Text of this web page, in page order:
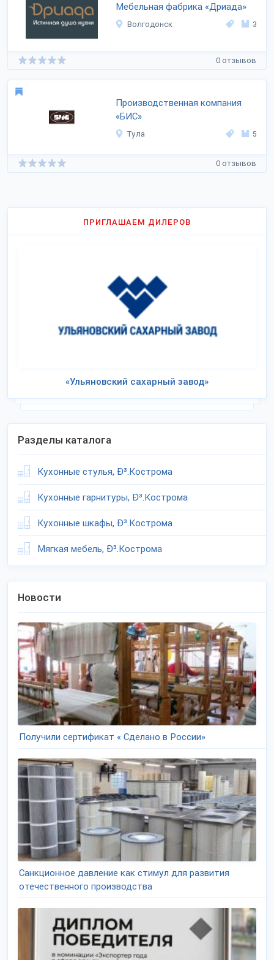
Мебельная фабрика «Дриада»
Волгодонск 3
0 отзывов
Производственная компания
«БИС»
Тула 5
0 отзывов
ПРИГЛАШАЕМ ДИЛЕРОВ
«Ульяновский сахарный завод»
Разделы каталога
Кухонные стулья, Ð³.Кострома
Кухонные гарнитуры, Ð³.Кострома
Кухонные шкафы, Ð³.Кострома
Мягкая мебель, Ð³.Кострома
Новости
Получили сертификат « Сделано в России»
Санкционное давление как стимул для развития
отечественного производства